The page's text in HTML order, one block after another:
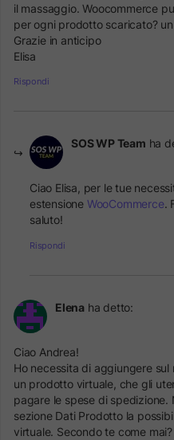
il massaggio. Woocommerce
per ogni prodotto scaricato?
Grazie in anticipo
Elisa
Rispondi
SOS WP Team ha
Ciao Elisa, per le tue
estensione WooCommerce.
saluto!
Rispondi
Elena ha detto:
Ciao Andrea!
Ho necessita di aggiungere
un prodotto virtuale, che gli
pagare le spese di spedizione.
sezione Dati Prodotto la
virtuale. Secondo te come